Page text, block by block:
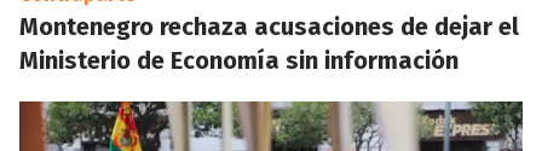
Montenegro rechaza acusaciones de dejar el
Ministerio de Economía sin información